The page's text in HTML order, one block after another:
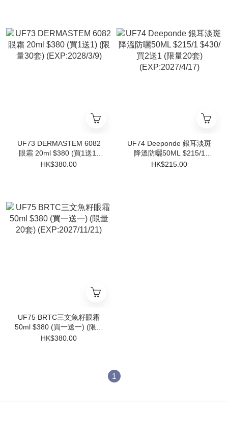
UF73 DERMASTEM 6082
眼霜 20ml $380 (買1送1)
(限量30套) (EXP:2028/3/9)
HK$380.00
UF74 Deeponde 銀耳淡斑
降溫防曬50ML $215/1
$430/買2送1 (限量20套)
HK$215.00
UF75 BRTC三文魚籽眼霜
50ml $380 (買一送一) (限量
20套) (EXP:2027/11/21)
HK$380.00
1